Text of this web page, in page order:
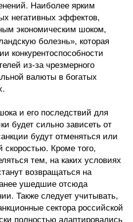
Наиболее ярким
негативных эффектов,
экономическим шоком,
болезнь», которая
конкурентоспособности
из-за чрезмерного
валюты в богатых
и его последствий для
будет сильно зависеть от
будут отменяться или
скоростью. Кроме того,
тем, на каких условиях
возвращаться на
ушедшие отсюда
Также следует учитывать,
сектора российской
полностью адаптировались